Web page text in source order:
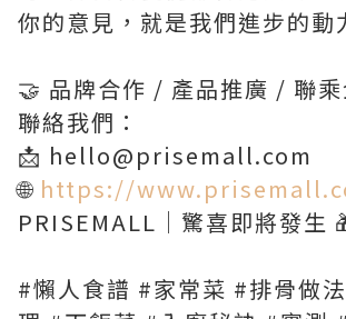
你的意見，就是我們進步的動
🤝 品牌合作 / 產品推廣 / 聯
聯絡我們：
📩 hello@prisemall.com
🌐 https://
PRISEMALL｜驚喜即將發生
#懶人食譜 #家常菜 #排骨做